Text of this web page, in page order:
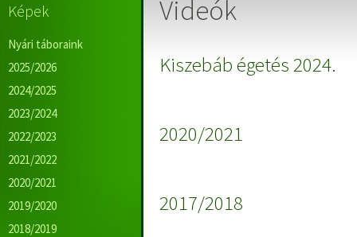
Képek
Nyári táboraink
2025/2026
2024/2025
2023/2024
2022/2023
2021/2022
2020/2021
2019/2020
2018/2019
Videók
Kiszebáb égetés 2024.
2020/2021
2017/2018